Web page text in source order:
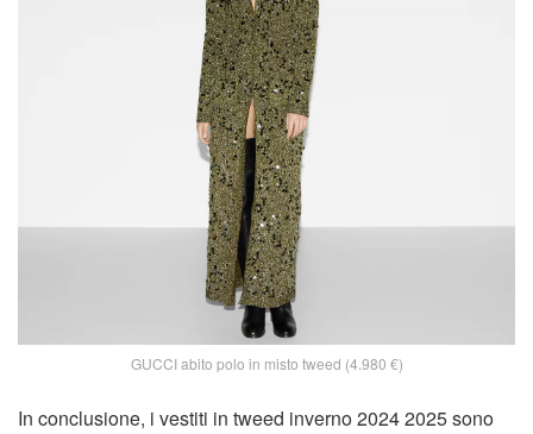
GUCCI abito polo in misto tweed (4.980 €)
In conclusione, i vestiti in tweed inverno 2024 2025 sono